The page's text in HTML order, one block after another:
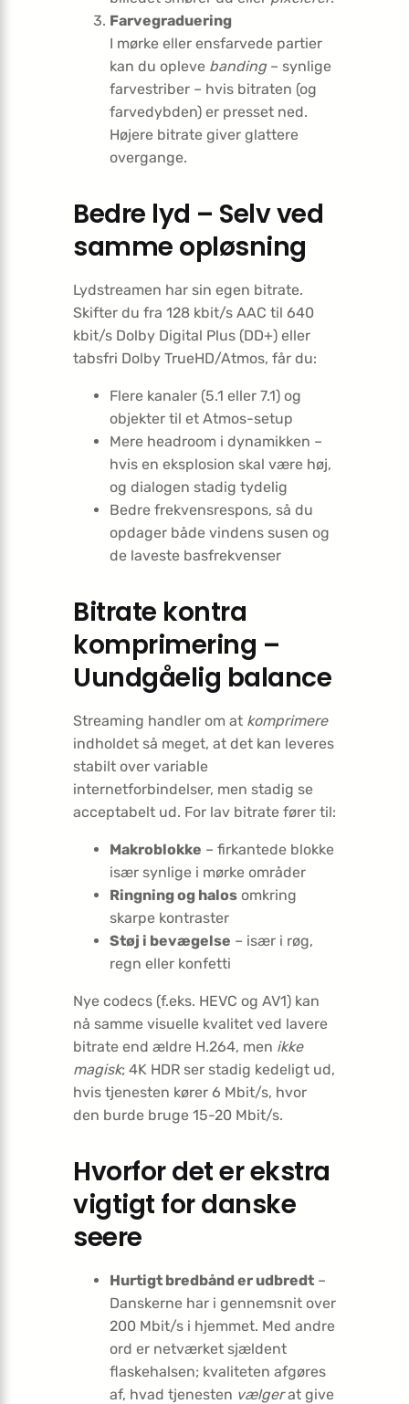
Farvegraduering
I mørke eller ensfarvede partier
kan du opleve banding– synlige
farvestriber – hvis bitraten (og
farvedybden) er presset ned.
Højere bitrate giver glattere
overgange.
Bedre lyd – Selv ved
samme opløsning
Lydstreamen har sin egen bitrate.
Skifter du fra 128 kbit/s AAC til 640
kbit/s Dolby Digital Plus (DD+) eller
tabsfri Dolby TrueHD/Atmos, får du:
Flere kanaler (5.1 eller 7.1) og
objekter til et Atmos-setup
Mere headroom i dynamikken –
hvis en eksplosion skal være høj,
og dialogen stadig tydelig
Bedre frekvensrespons, så du
opdager både vindens susen og
de laveste basfrekvenser
Bitrate kontra
komprimering –
Uundgåelig balance
Streaming handler om at komprimere
indholdet så meget, at det kan leveres
stabilt over variable
internetforbindelser, men stadig se
acceptabelt ud. For lav bitrate fører til:
Makroblokke – firkantede blokke
især synlige i mørke områder
Ringning og halos omkring
skarpe kontraster
Støj i bevægelse – især i røg,
regn eller konfetti
Nye codecs (f.eks. HEVC og AV1) kan
nå samme visuelle kvalitet ved lavere
bitrate end ældre H.264, men ikke
magisk; 4K HDR ser stadig kedeligt ud,
hvis tjenesten kører 6 Mbit/s, hvor
den burde bruge 15-20 Mbit/s.
Hvorfor det er ekstra
vigtigt for danske
seere
Hurtigt bredbånd er udbredt –
Danskerne har i gennemsnit over
200 Mbit/s i hjemmet. Med andre
ord er netværket sjældent
flaskehalsen; kvaliteten afgøres
af, hvad tjenesten vælgerat give